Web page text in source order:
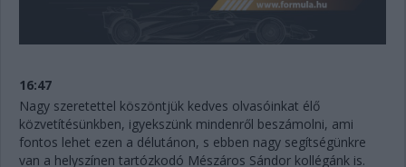
16:47
Nagy szeretettel köszöntjük kedves olvasóinkat élő
közvetítésünkben, igyekszünk mindenről beszámolni, ami
fontos lehet ezen a délutánon, s ebben nagy segítségünkre
van a helyszínen tartózkodó Mészáros Sándor kollégánk is.